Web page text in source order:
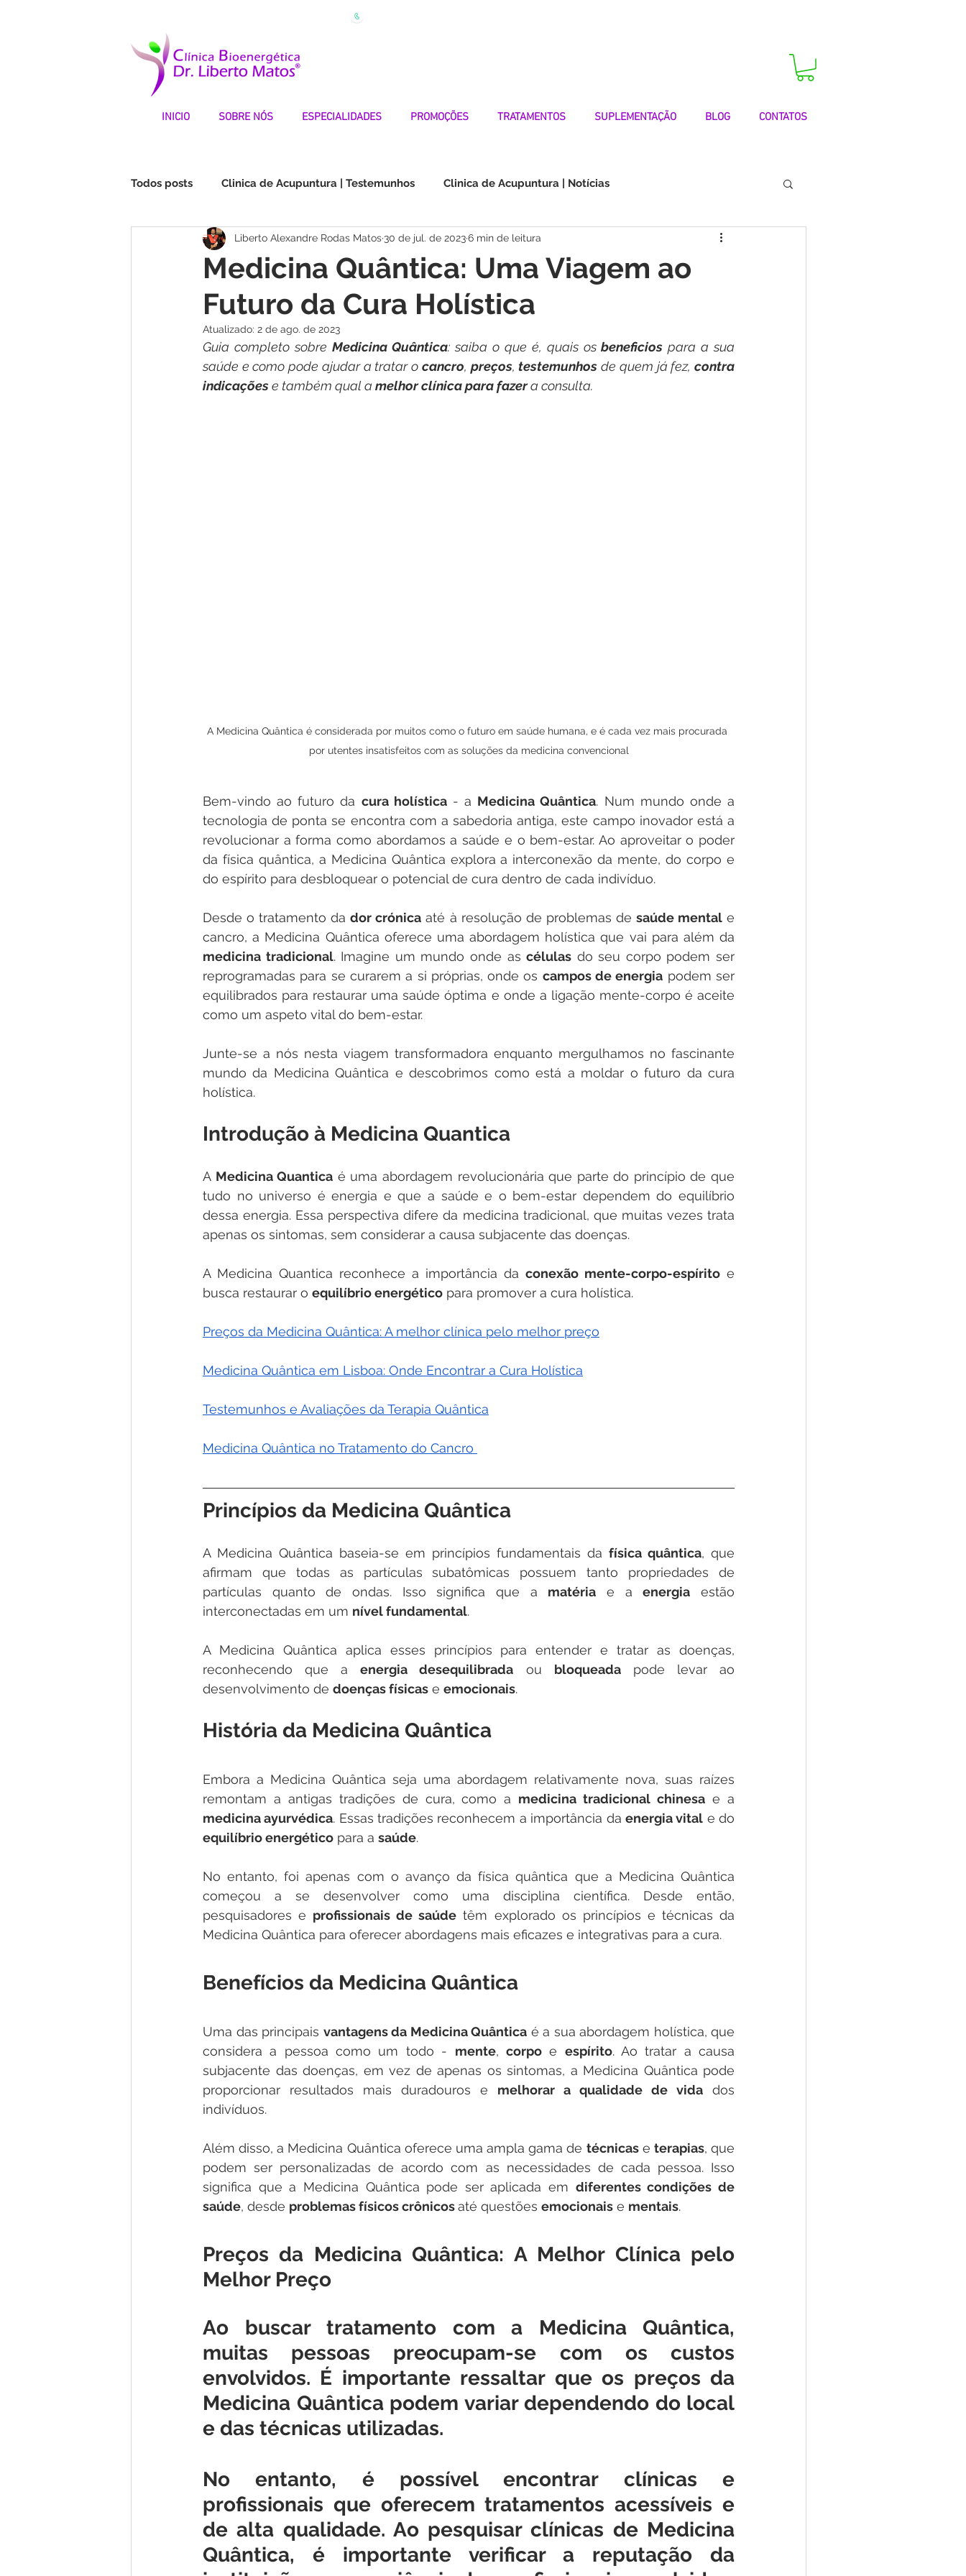
INICIO SOBRE NÓS ESPECIALIDADES PROMOÇÕES TRATAMENTOS SUPLEMENTAÇÃO BLOG CONTATOS
Todos posts Clinica de Acupuntura | Testemunhos Clinica de Acupuntura | Notícias
Fibromialgia | Testemunhos Choque na Orelha | Testemunhos Doenças Autoimunes | Testemunhos
STOP DEPRESSÃO | Testemunhos Medicina Quântica | Testemunhos
Medicina Quântica: Uma Viagem ao
Futuro da Cura Holística
Liberto Alexandre Rodas Matos 30 de jul. de 20236 min de leitura
Atualizado: 2 de ago. de 2023
Guia completo sobre Medicina Quântica: saiba o que é, quais os beneficios para a sua
saúde e como pode ajudar a tratar o cancro, preços, testemunhos de quem já fez, contra
indicações e também qual a melhor clínica para fazer a consulta.
A Medicina Quântica é considerada por muitos como o futuro em saúde humana, e é cada vez mais procurada
por utentes insatisfeitos com as soluções da medicina convencional
Bem-vindo ao futuro da cura holística - a Medicina Quântica. Num mundo onde a
tecnologia de ponta se encontra com a sabedoria antiga, este campo inovador está a
revolucionar a forma como abordamos a saúde e o bem-estar. Ao aproveitar o poder
da física quântica, a Medicina Quântica explora a interconexão da mente, do corpo e
do espírito para desbloquear o potencial de cura dentro de cada indivíduo.
Desde o tratamento da dor crónica até à resolução de problemas de saúde mental e
medicina tradicional. Imagine um mundo onde as células do seu corpo podem ser
reprogramadas para se curarem a si próprias, onde os campos de energia podem ser
equilibrados para restaurar uma saúde óptima e onde a ligação mente-corpo é aceite
como um aspeto vital do bem-estar.
Junte-se a nós nesta viagem transformadora enquanto mergulhamos no fascinante
mundo da Medicina Quântica e descobrimos como está a moldar o futuro da cura
holística.
Introdução à Medicina Quantica
A Medicina Quantica é uma abordagem revolucionária que parte do princípio de que
tudo no universo é energia e que a saúde e o bem-estar dependem do equilíbrio
dessa energia. Essa perspectiva difere da medicina tradicional, que muitas vezes trata
apenas os sintomas, sem considerar a causa subjacente das doenças.
A Medicina Quantica reconhece a importância da conexão mente-corpo-espírito e
busca restaurar o equilíbrio energético para promover a cura holística.
Preços da Medicina Quântica: A melhor clínica pelo melhor preço
Medicina Quântica em Lisboa: Onde Encontrar a Cura Holística
Testemunhos e Avaliações da Terapia Quântica
Medicina Quântica no Tratamento do Cancro
Princípios da Medicina Quântica
A Medicina Quântica baseia-se em princípios fundamentais da física quântica, que
afirmam que todas as partículas subatômicas possuem tanto propriedades de
partículas quanto de ondas. Isso significa que a matéria e a energia estão
interconectadas em um nível fundamental.
A Medicina Quântica aplica esses princípios para entender e tratar as doenças,
reconhecendo que a energia desequilibrada ou bloqueada pode levar ao
desenvolvimento de doenças físicas e emocionais.
História da Medicina Quântica
Embora a Medicina Quântica seja uma abordagem relativamente nova, suas raízes
remontam a antigas tradições de cura, como a medicina tradicional chinesa
medicina ayurvédica. Essas tradições reconhecem a importância da energia vital
equilíbrio energético para a saúde.
No entanto, foi apenas com o avanço da física quântica que a Medicina Quântica
começou a se desenvolver como uma disciplina científica. Desde então,
pesquisadores e profissionais de saúde têm explorado os princípios e técnicas da
Medicina Quântica para oferecer abordagens mais eficazes e integrativas para a cura.
Benefícios da Medicina Quântica
Uma das principais vantagens da Medicina Quântica é a sua abordagem holística, que
considera a pessoa como um todo - mente, corpo e espírito. Ao tratar a causa
subjacente das doenças, em vez de apenas os sintomas, a Medicina Quântica pode
proporcionar resultados mais duradouros e melhorar a qualidade de vida dos
indivíduos.
Além disso, a Medicina Quântica oferece uma ampla gama de técnicas e terapias, que
podem ser personalizadas de acordo com as necessidades de cada pessoa. Isso
significa que a Medicina Quântica pode ser aplicada em diferentes condições de
saúde, desde problemas físicos crônicos até questões emocionais e mentais.
Preços da Medicina Quântica: A Melhor Clínica pelo
Melhor Preço
Ao buscar tratamento com a Medicina Quântica,
muitas pessoas preocupam-se com os custos
envolvidos. É importante ressaltar que os preços da
Medicina Quântica podem variar dependendo do local
e das técnicas utilizadas.
No entanto, é possível encontrar clínicas e
profissionais que oferecem tratamentos acessíveis e
de alta qualidade. Ao pesquisar clínicas de Medicina
Quântica, é importante verificar a reputação da